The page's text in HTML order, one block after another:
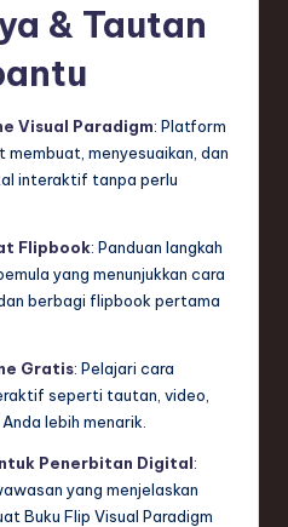
& Tautan
Visual Paradigm: Platform
menyesuaikan, dan
interaktif tanpa perlu
Flipbook: Panduan langkah
yang menunjukkan cara
berbagi flipbook pertama
Gratis: Pelajari cara
seperti tautan, video,
lebih menarik.
Penerbitan Digital:
yang menjelaskan
Buku Flip Visual Paradigm